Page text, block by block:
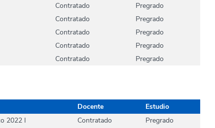
Contratado
Pregrado
Contratado
Pregrado
Contratado
Pregrado
Contratado
Pregrado
Contratado Pregrado
Docente
Estudio
2022 I Contratado
Pregrado